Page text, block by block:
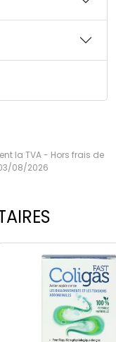
la TVA - Hors frais de
08/2026